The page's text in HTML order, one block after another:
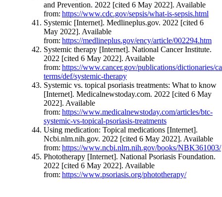
and Prevention. 2022 [cited 6 May 2022]. Available
from: https://www.cdc.gov/sepsis/what-is-sepsis.html
Systemic [Internet]. Medlineplus.gov. 2022 [cited 6
May 2022]. Available
from: https://medlineplus.gov/ency/article/002294.htm
Systemic therapy [Internet]. National Cancer Institute.
2022 [cited 6 May 2022]. Available
from: https://www.cancer.gov/publications/dictionaries/
terms/def/systemic-therapy
Systemic vs. topical psoriasis treatments: What to know
[Internet]. Medicalnewstoday.com. 2022 [cited 6 May
2022]. Available
from: https://www.medicalnewstoday.com/articles/btc-
systemic-vs-topical-psoriasis-treatments
Using medication: Topical medications [Internet].
Ncbi.nlm.nih.gov. 2022 [cited 6 May 2022]. Available
from: https://www.ncbi.nlm.nih.gov/books/NBK361003/
Phototherapy [Internet]. National Psoriasis Foundation.
2022 [cited 6 May 2022]. Available
from: https://www.psoriasis.org/phototherapy/